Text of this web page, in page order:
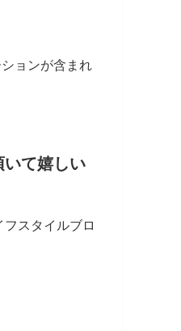
ョンが含まれ
いて嬉しい